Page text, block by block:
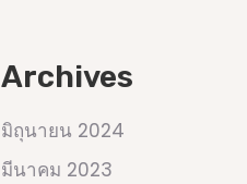
Archives
มิถุนายน 2024
มีนาคม 2023